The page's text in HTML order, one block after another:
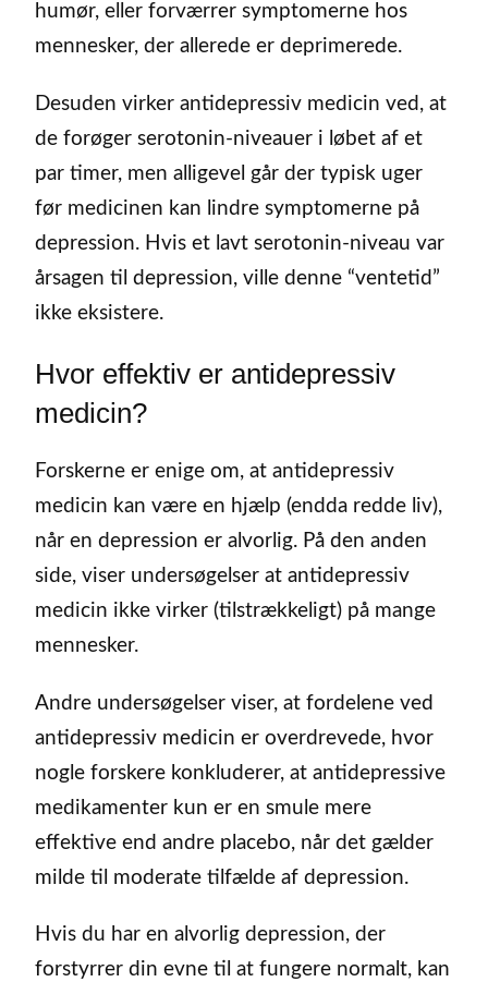
humør, eller forværrer symptomerne hos
mennesker, der allerede er deprimerede.
Desuden virker antidepressiv medicin ved, at
de forøger serotonin-niveauer i løbet af et
par timer, men alligevel går der typisk uger
før medicinen kan lindre symptomerne på
depression. Hvis et lavt serotonin-niveau var
årsagen til depression, ville denne “ventetid”
ikke eksistere.
Hvor effektiv er antidepressiv
medicin?
Forskerne er enige om, at antidepressiv
medicin kan være en hjælp (endda redde liv),
når en depression er alvorlig. På den anden
side, viser undersøgelser at antidepressiv
medicin ikke virker (tilstrækkeligt) på mange
mennesker.
Andre undersøgelser viser, at fordelene ved
antidepressiv medicin er overdrevede, hvor
nogle forskere konkluderer, at antidepressive
medikamenter kun er en smule mere
effektive end andre placebo, når det gælder
milde til moderate tilfælde af depression.
Hvis du har en alvorlig depression, der
forstyrrer din evne til at fungere normalt, kan